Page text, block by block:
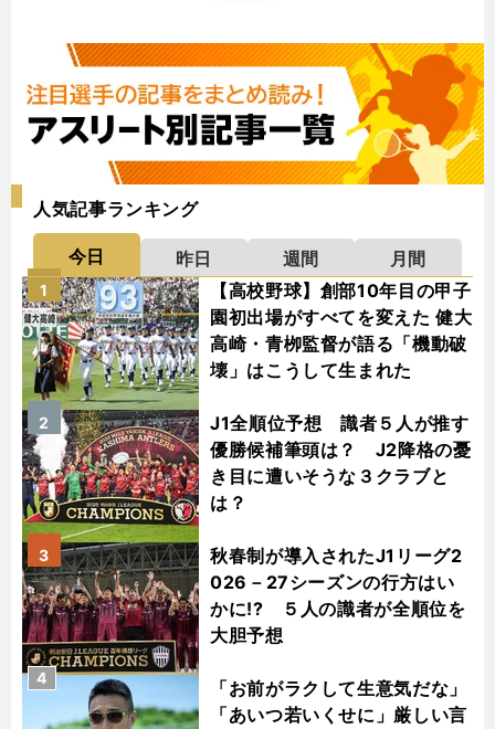
人気記事ランキング
今日 昨日 週間
月間
【高校野球】創部10年目の甲子
園初出場がすべてを変えた 健大
高崎・青栁監督が語る「機動破
壊」はこうして生まれた
1
J1全順位予想 識者５人が推す
優勝候補筆頭は？ J2降格の憂
き目に遭いそうな３クラブと
は？
2
秋春制が導入されたJ1リーグ2
026－27シーズンの行方はい
かに!? ５人の識者が全順位を
大胆予想
3
「お前がラクして生意気だな」
「あいつ若いくせに」厳しい言
4